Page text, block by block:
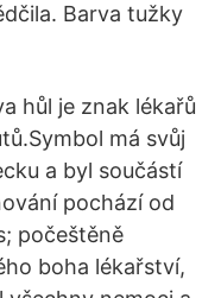
Barva tužky
hůl je znak lékařů
má svůj
a byl součástí
pochází od
počeštěně
boha lékařství,